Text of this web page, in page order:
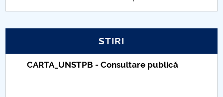
Comisie de etica unversitară
Evenimente CUP
STIRI
Taxe de școlarizare indexate – Centrul